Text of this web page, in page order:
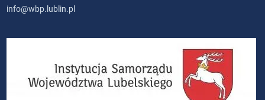
info@wbp.lublin.pl